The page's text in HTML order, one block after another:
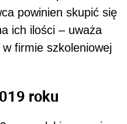
powinien skupić się
ich ilości – uważa
firmie szkoleniowej
roku